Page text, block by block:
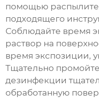
помощью
подходящего
Соблюдайте время
раствор на
время экспозиции,
Тщательно
дезинфекции
обработанную